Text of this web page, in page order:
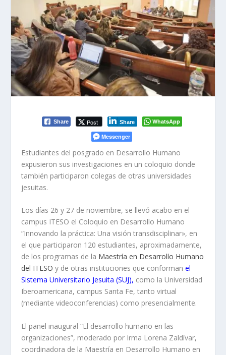
Share Post Share
WhatsApp
Messenger
Estudiantes del posgrado en Desarrollo Humano
expusieron sus investigaciones en un coloquio donde
también participaron colegas de otras universidades
jesuitas.
Los días 26 y 27 de noviembre, se llevó acabo en el
campus ITESO el Coloquio en Desarrollo Humano
“Innovando la práctica: Una visión transdisciplinar», en
el que participaron 120 estudiantes, aproximadamente,
de los programas de la Maestría en Desarrollo Humano
del ITESO y de otras instituciones que conforman el
Sistema Universitario Jesuita (SUJ), como la Universidad
Iberoamericana, campus Santa Fe, tanto virtual
(mediante videoconferencias) como presencialmente.
El panel inaugural “El desarrollo humano en las
organizaciones”, moderado por Irma Lorena Zaldívar,
coordinadora de la Maestría en Desarrollo Humano en